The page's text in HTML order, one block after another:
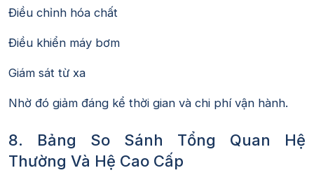
Điều chỉnh hóa chất
Điều khiển máy bơm
Giám sát từ xa
Nhờ đó giảm đáng kể thời gian và chi phí vận hành.
8. Bảng So Sánh Tổng Quan Hệ
Thường Và Hệ Cao Cấp